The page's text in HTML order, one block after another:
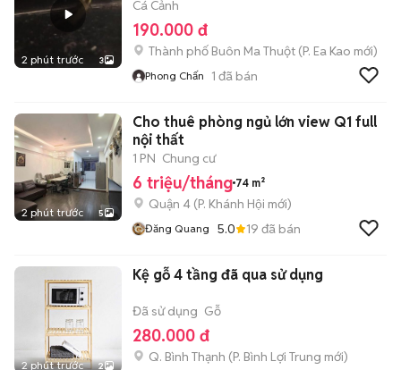
2 phút trước 3
Cá Cảnh
190.000 đ
Thành phố Buôn Ma Thuột (P. Ea Kao mới)
Phong Chấn 1 đã bán
2 phút trước 5
Cho thuê phòng ngủ lớn view Q1 full
nội thất
1 PN Chung cư
6 triệu/tháng 74 m²
Quận 4 (P. Khánh Hội mới)
Đăng Quang 5.0 19 đã bán
2 phút trước 2
Kệ gỗ 4 tầng đã qua sử dụng
Đã sử dụng Gỗ
280.000 đ
Q. Bình Thạnh (P. Bình Lợi Trung mới)